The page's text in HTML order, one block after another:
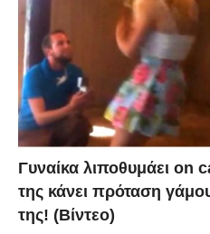
Γυναίκα λιποθυμάει on
της κάνει πρόταση
της! (Βίντεο)